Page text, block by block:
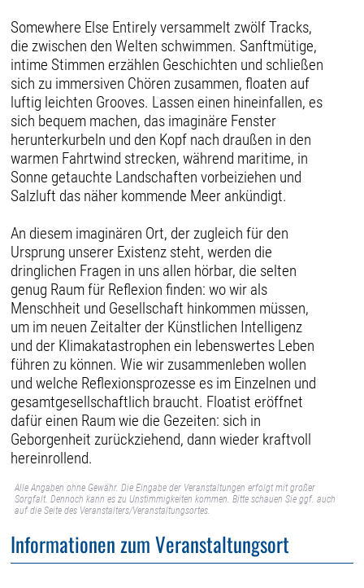
Somewhere Else Entirely versammelt zwölf Tracks,
die zwischen den Welten schwimmen. Sanftmütige,
intime Stimmen erzählen Geschichten und schließen
sich zu immersiven Chören zusammen, floaten auf
luftig leichten Grooves. Lassen einen hineinfallen, es
sich bequem machen, das imaginäre Fenster
herunterkurbeln und den Kopf nach draußen in den
warmen Fahrtwind strecken, während maritime, in
Sonne getauchte Landschaften vorbeiziehen und
Salzluft das näher kommende Meer ankündigt.
An diesem imaginären Ort, der zugleich für den
Ursprung unserer Existenz steht, werden die
dringlichen Fragen in uns allen hörbar, die selten
genug Raum für Reflexion finden: wo wir als
Menschheit und Gesellschaft hinkommen müssen,
um im neuen Zeitalter der Künstlichen Intelligenz
und der Klimakatastrophen ein lebenswertes Leben
führen zu können. Wie wir zusammenleben wollen
und welche Reflexionsprozesse es im Einzelnen und
gesamtgesellschaftlich braucht. Floatist eröffnet
dafür einen Raum wie die Gezeiten: sich in
Geborgenheit zurückziehend, dann wieder kraftvoll
hereinrollend.
Alle Angaben ohne Gewähr. Die Eingabe der Veranstaltungen erfolgt mit großer
Sorgfalt. Dennoch kann es zu Unstimmigkeiten kommen. Bitte schauen Sie ggf. auch
auf die Seite des Veranstalters/Veranstaltungsortes.
Informationen zum Veranstaltungsort